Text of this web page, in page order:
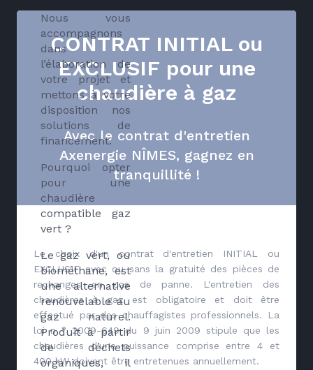
Nous vous
accompagnons
dans
l’élaboration de
votre projet et
mettons à votre
disposition nos
solutions de
financement.
Pourquoi opter
pour une
chaudière
compatible gaz
vert ?
Le gaz vert, ou
biométhane, est
une alternative
renouvelable au
gaz naturel.
Produit à partir
de déchets
organiques, il
CONTRAT INITIAL ou
EXCLUSIF pour une
chaudière à gaz
Avec le contrat d'entretien
Axenergie NÎMES, gagnez en
tranquillité !
Le choix d'un contrat d'entretien INITIAL ou
EXCLUSIF avec ou sans la gratuité des pièces de
rechanges en cas de panne. L'entretien des
chaudières à gaz est obligatoire et doit être
effectué par des chauffagistes professionnels. La
loi n ° 2009-649 du 9 juin 2009 stipule que les
chaudières d'une puissance comprise entre 4 et
400 kW doivent être entretenues annuellement.